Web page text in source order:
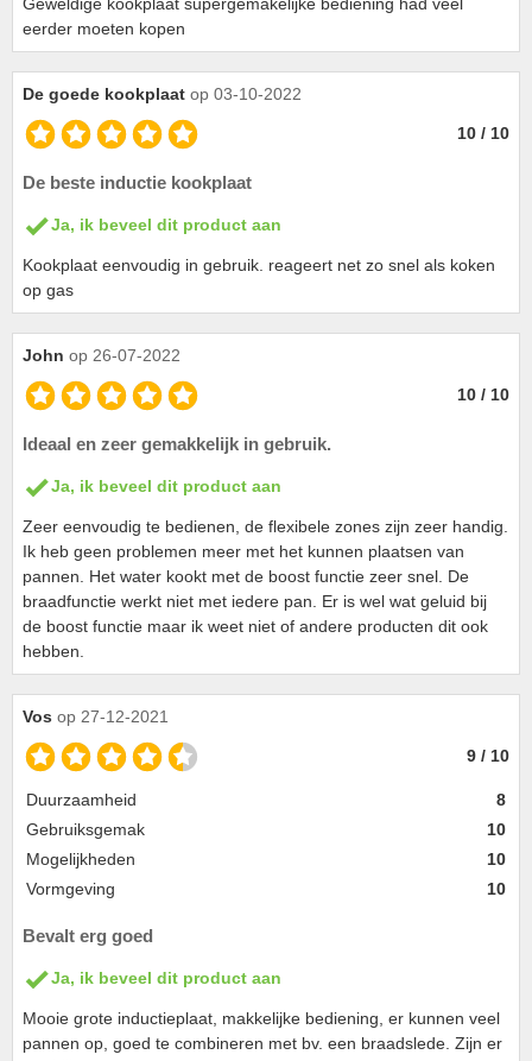
eerder moeten kopen
De goede kookplaat op 03-10-2022
10 / 10
De beste inductie kookplaat
Ja, ik beveel dit product aan
Kookplaat eenvoudig in gebruik. reageert net zo snel als koken
op gas
John op 26-07-2022
10 / 10
Ideaal en zeer gemakkelijk in gebruik.
Ja, ik beveel dit product aan
Zeer eenvoudig te bedienen, de flexibele zones zijn zeer handig.
Ik heb geen problemen meer met het kunnen plaatsen van
pannen. Het water kookt met de boost functie zeer snel. De
braadfunctie werkt niet met iedere pan. Er is wel wat geluid bij
de boost functie maar ik weet niet of andere producten dit ook
hebben.
Vos op 27-12-2021
9 / 10
Duurzaamheid
8
Gebruiksgemak
10
Mogelijkheden
10
Vormgeving
10
Bevalt erg goed
Ja, ik beveel dit product aan
Mooie grote inductieplaat, makkelijke bediening, er kunnen veel
pannen op, goed te combineren met bv. een braadslede. Zijn er